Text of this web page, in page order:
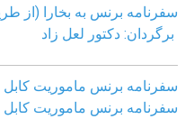
سفرنامه برنس به بخارا (از
برگردان: دکتور لعل زاد
سفرنامه برنس ماموریت
سفرنامه برنس ماموریت